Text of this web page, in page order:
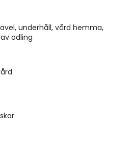
underhåll, vård hemma,
odling